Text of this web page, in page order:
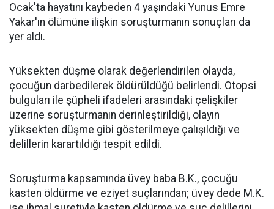
Ocak'ta hayatını kaybeden 4 yaşındaki Yunus Emre
Yakar'ın ölümüne ilişkin soruşturmanın sonuçları da
yer aldı.
Yüksekten düşme olarak değerlendirilen olayda,
çocuğun darbedilerek öldürüldüğü belirlendi. Otopsi
bulguları ile şüpheli ifadeleri arasındaki çelişkiler
üzerine soruşturmanın derinleştirildiği, olayın
yüksekten düşme gibi gösterilmeye çalışıldığı ve
delillerin karartıldığı tespit edildi.
Soruşturma kapsamında üvey baba B.K., çocuğu
kasten öldürme ve eziyet suçlarından; üvey dede M.K.